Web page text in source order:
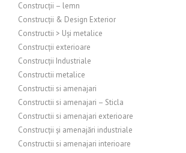
Construcții – lemn
Construcții & Design Exterior
Constructii > Uși metalice
Construcții exterioare
Construcții Industriale
Constructii metalice
Constructii si amenajari
Constructii si amenajari – Sticla
Constructii si amenajari exterioare
Construcții și amenajări industriale
Constructii si amenajari interioare